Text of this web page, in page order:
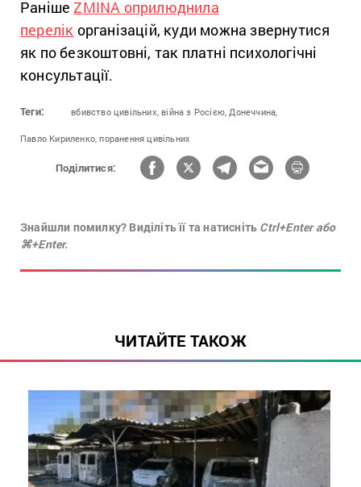
РанішеZMINA оприлюднила
перелік організацій, куди можна звернутися
як по безкоштовні, так платні психологічні
консультації.
Теги: вбивство цивільних, війна з Росією, Донеччина,
Павло Кириленко, поранення цивільних
Поділитися:
Знайшли помилку? Виділіть її та натисніть Ctrl+Enter або
⌘+Enter.
ЧИТАЙТЕ ТАКОЖ